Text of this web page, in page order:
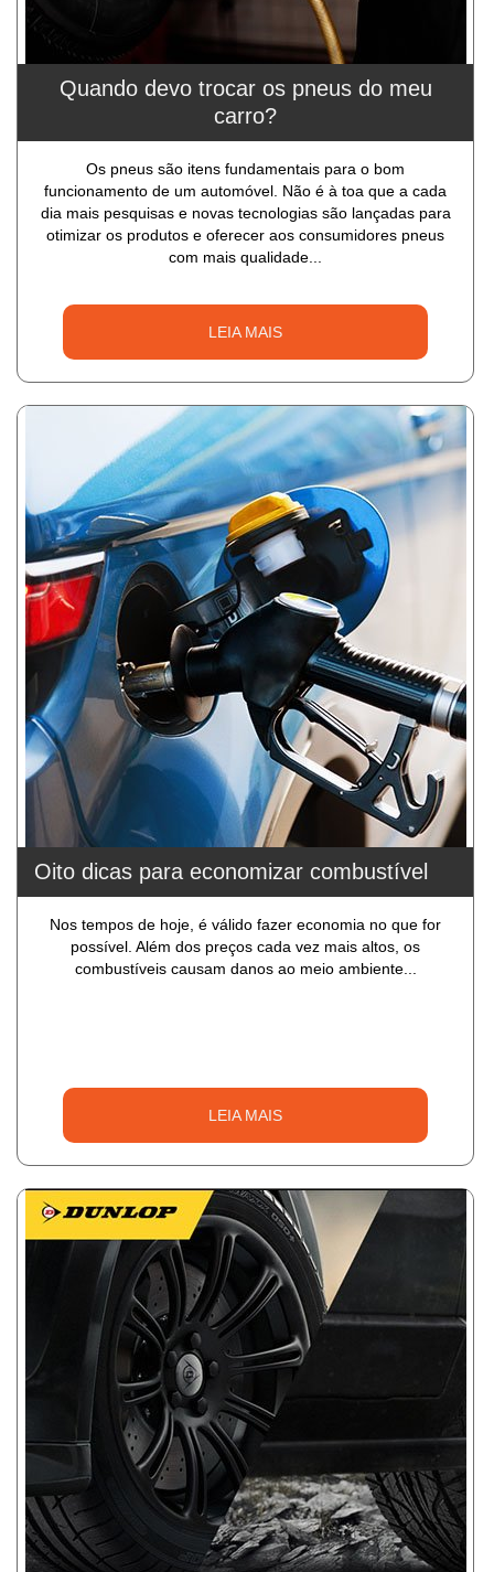
Quando devo trocar os pneus do meu
carro?
Os pneus são itens fundamentais para o bom
funcionamento de um automóvel. Não é à toa que a cada
dia mais pesquisas e novas tecnologias são lançadas para
otimizar os produtos e oferecer aos consumidores pneus
com mais qualidade...
LEIA MAIS
Oito dicas para economizar combustível
Nos tempos de hoje, é válido fazer economia no que for
possível. Além dos preços cada vez mais altos, os
combustíveis causam danos ao meio ambiente...
LEIA MAIS